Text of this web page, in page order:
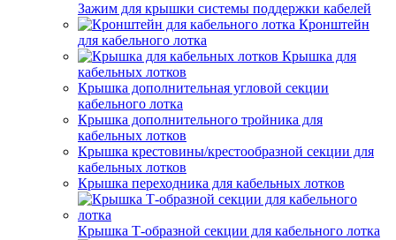
Зажим для крышки системы поддержки кабелей
Кронштейн
для кабельного лотка
Крышка для
кабельных лотков
Крышка дополнительная угловой секции
кабельного лотка
Крышка дополнительного тройника для
кабельных лотков
Крышка крестовины/крестообразной секции для
кабельных лотков
Крышка переходника для кабельных лотков
Крышка Т-образной секции для кабельного лотка